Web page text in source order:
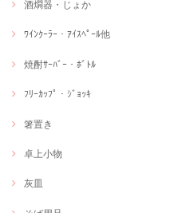
酒燗器・じょか
ﾜｲﾝｸｰﾗｰ・ｱｲｽﾍﾟｰﾙ他
焼酎ｻｰﾊﾞｰ・ﾎﾞﾄﾙ
ﾌﾘｰｶｯﾌﾟ・ｼﾞｮｯｷ
箸置き
卓上小物
灰皿